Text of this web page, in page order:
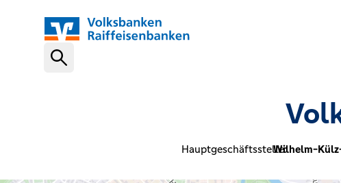
Hauptgeschäftsstelle:Wilhelm-